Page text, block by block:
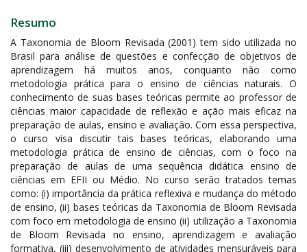
Resumo
A Taxonomia de Bloom Revisada (2001) tem sido utilizada no
Brasil para análise de questões e confecção de objetivos de
aprendizagem há muitos anos, conquanto não como
metodologia prática para o ensino de ciências naturais. O
conhecimento de suas bases teóricas permite ao professor de
ciências maior capacidade de reflexão e ação mais eficaz na
preparação de aulas, ensino e avaliação. Com essa perspectiva,
o curso visa discutir tais bases teóricas, elaborando uma
metodologia prática de ensino de ciências, com o foco na
preparação de aulas de uma sequência didática ensino de
ciências em EFII ou Médio. No curso serão tratados temas
como: (i) importância da prática reflexiva e mudança do método
de ensino, (ii) bases teóricas da Taxonomia de Bloom Revisada
com foco em metodologia de ensino (ii) utilização a Taxonomia
de Bloom Revisada no ensino, aprendizagem e avaliação
formativa, (iii) desenvolvimento de atividades mensuráveis para